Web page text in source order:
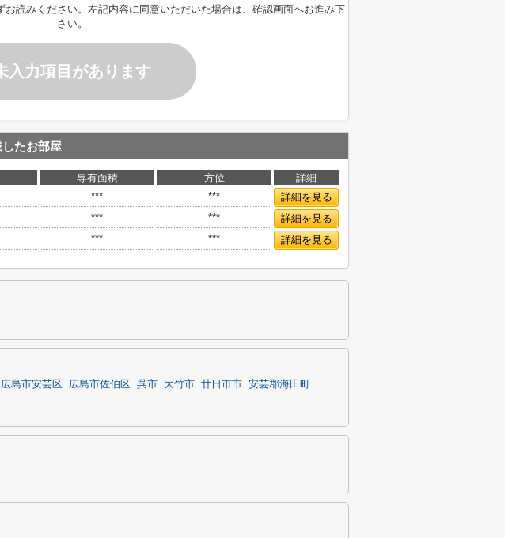
お読みください。左記内容に同意いただいた場合は、確認画面へお進み下
さい。
入力項目があります
たお部屋
専有面積 方位
詳細
*** ***
詳細を見る
*** ***
詳細を見る
*** *** 詳細を見る
広島市安芸区 広島市佐伯区 呉市 大竹市 廿日市市 安芸郡海田町